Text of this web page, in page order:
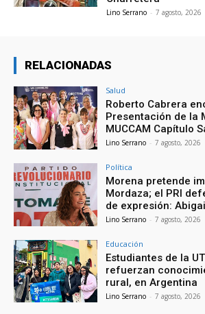
Lino Serrano - 7 agosto, 2026
RELACIONADAS
Salud
Roberto Cabrera
Presentación de la
MUCCAM Capítulo
Lino Serrano - 7 agosto, 2026
Política
Morena pretende
Mordaza; el PRI
de expresión:
Lino Serrano - 7 agosto, 2026
Educación
Estudiantes de la
refuerzan
rural, en Argentina
Lino Serrano - 7 agosto, 2026